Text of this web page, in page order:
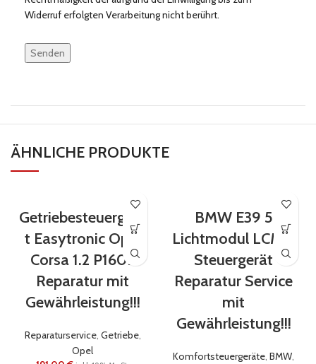
Widerruf erfolgten Verarbeitung nicht berührt.
lasse
dieses
ÄHNLICHE PRODUKTE
Getriebesteuergerä
t Easytronic Opel
Corsa 1.2 P1607
Reparatur mit
Gewährleistung!!!
Reparaturservice, Getriebe,
Opel
BMW E39 5
Lichtmodul LCM II
Steuergerät
Reparatur Service
mit
Gewährleistung!!!
Komfortsteuergeräte, BMW,